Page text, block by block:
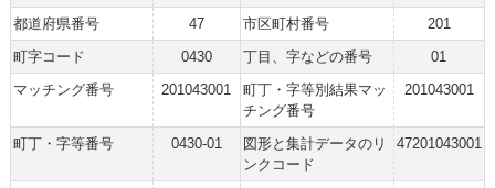
都道府県番号 47 市区町村番号
201
町字コード
0430 丁目、字などの番号
01
マッチング番号
201043001
町丁・字等別結果マッ
チング番号
201043001
町丁・字等番号 0430-01
図形と集計データのリ
ンクコード
47201043001